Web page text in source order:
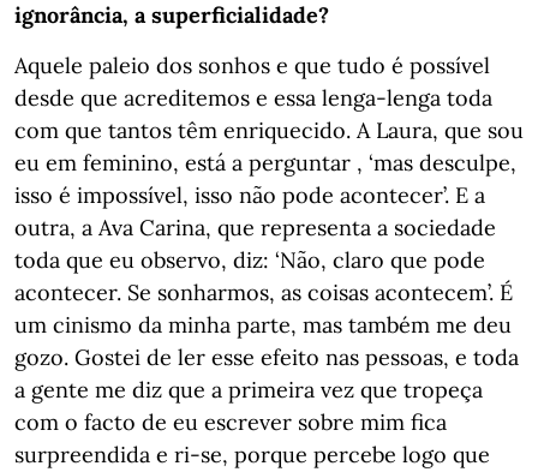
ignorância, a superficialidade?
Aquele paleio dos sonhos e que tudo é possível
desde que acreditemos e essa lenga-lenga toda
com que tantos têm enriquecido. A Laura, que sou
eu em feminino, está a perguntar , ‘mas desculpe,
isso é impossível, isso não pode acontecer’. E a
outra, a Ava Carina, que representa a sociedade
toda que eu observo, diz: ‘Não, claro que pode
acontecer. Se sonharmos, as coisas acontecem’. É
um cinismo da minha parte, mas também me deu
gozo. Gostei de ler esse efeito nas pessoas, e toda
a gente me diz que a primeira vez que tropeça
com o facto de eu escrever sobre mim fica
surpreendida e ri-se, porque percebe logo que